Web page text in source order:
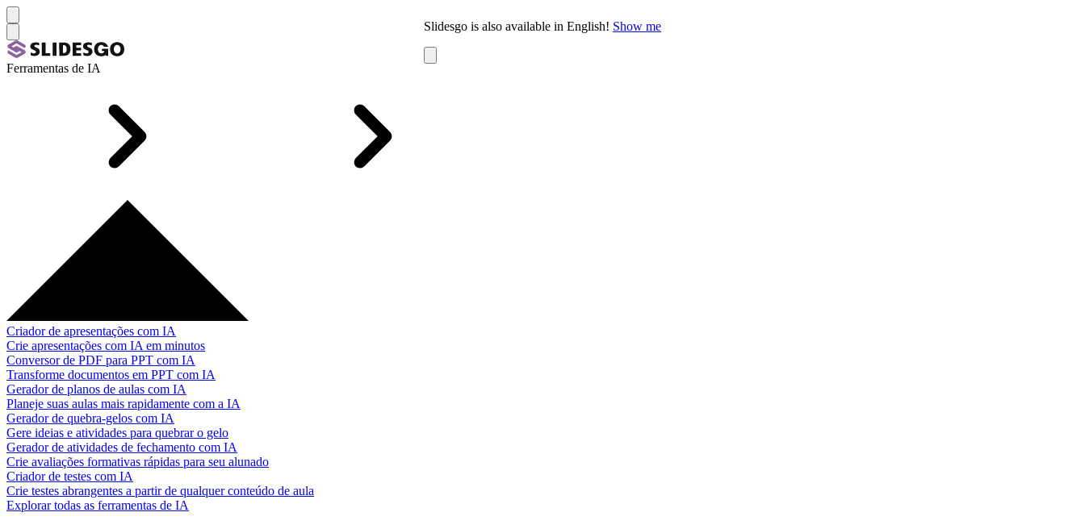
Slidesgo is also available in English! Show me
Ferramentas de IA
Criador de apresentações com IA
Crie apresentações com IA em minutos
Conversor de PDF para PPT com IA
Transforme documentos em PPT com IA
Gerador de planos de aulas com IA
Planeje suas aulas mais rapidamente com a IA
Gerador de quebra-gelos com IA
Gere ideias e atividades para quebrar o gelo
Gerador de atividades de fechamento com IA
Crie avaliações formativas rápidas para seu alunado
Criador de testes com IA
Crie testes abrangentes a partir de qualquer conteúdo de aula
Explorar todas as ferramentas de IA